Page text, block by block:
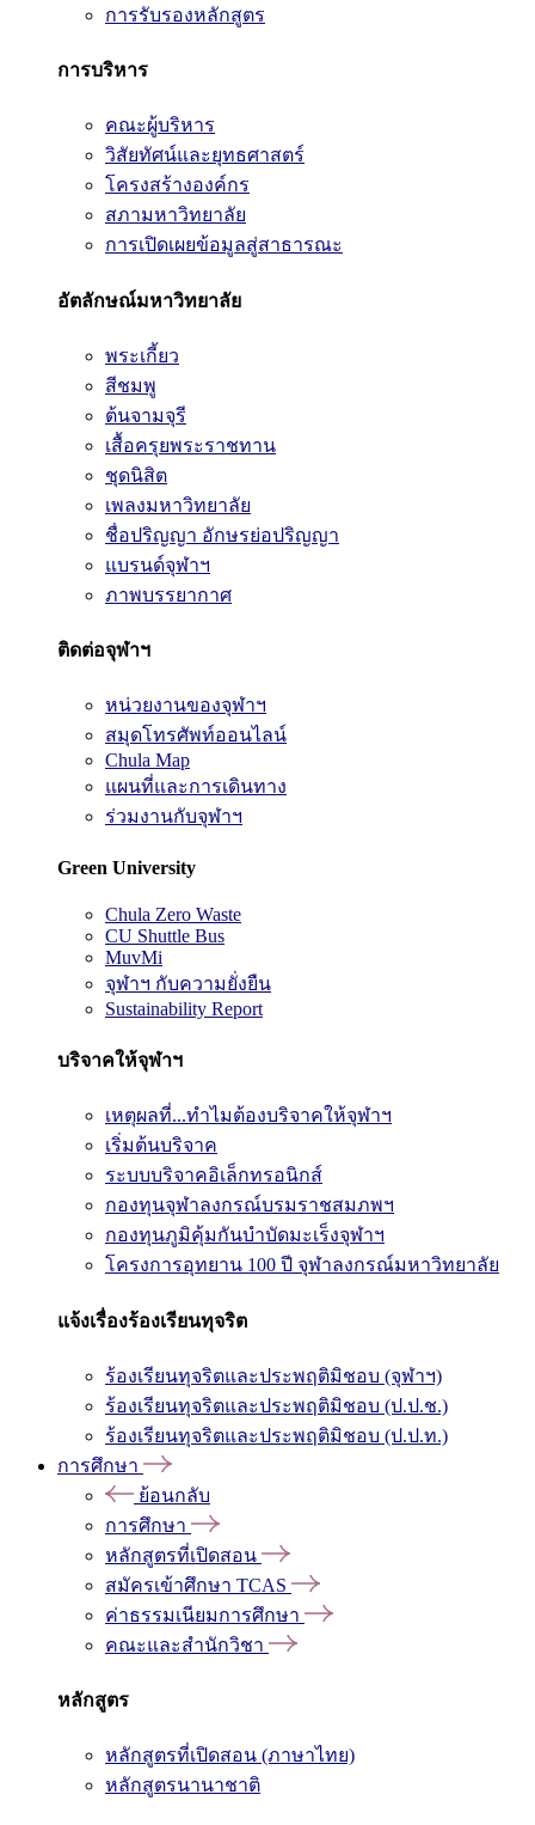
การรับรองหลักสูตร
การบริหาร
คณะผู้บริหาร
วิสัยทัศน์และยุทธศาสตร์
โครงสร้างองค์กร
สภามหาวิทยาลัย
การเปิดเผยข้อมูลสู่สาธารณะ
อัตลักษณ์มหาวิทยาลัย
พระเกี้ยว
สีชมพู
ต้นจามจุรี
เสื้อครุยพระราชทาน
ชุดนิสิต
เพลงมหาวิทยาลัย
ชื่อปริญญา อักษรย่อปริญญา
แบรนด์จุฬาฯ
ภาพบรรยากาศ
ติดต่อจุฬาฯ
หน่วยงานของจุฬาฯ
สมุดโทรศัพท์ออนไลน์
Chula Map
แผนที่และการเดินทาง
ร่วมงานกับจุฬาฯ
Green University
Chula Zero Waste
CU Shuttle Bus
MuvMi
จุฬาฯ กับความยั่งยืน
Sustainability Report
บริจาคให้จุฬาฯ
เหตุผลที่...ทำไมต้องบริจาคให้จุฬาฯ
เริ่มต้นบริจาค
ระบบบริจาคอิเล็กทรอนิกส์
กองทุนจุฬาลงกรณ์บรมราชสมภพฯ
กองทุนภูมิคุ้มกันบำบัดมะเร็งจุฬาฯ
โครงการอุทยาน 100 ปี จุฬาลงกรณ์มหาวิทยาลัย
แจ้งเรื่องร้องเรียนทุจริต
ร้องเรียนทุจริตและประพฤติมิชอบ (จุฬาฯ)
ร้องเรียนทุจริตและประพฤติมิชอบ (ป.ป.ช.)
ร้องเรียนทุจริตและประพฤติมิชอบ (ป.ป.ท.)
การศึกษา
ย้อนกลับ
การศึกษา
หลักสูตรที่เปิดสอน
สมัครเข้าศึกษา TCAS
ค่าธรรมเนียมการศึกษา
คณะและสำนักวิชา
หลักสูตร
หลักสูตรที่เปิดสอน (ภาษาไทย)
หลักสูตรนานาชาติ